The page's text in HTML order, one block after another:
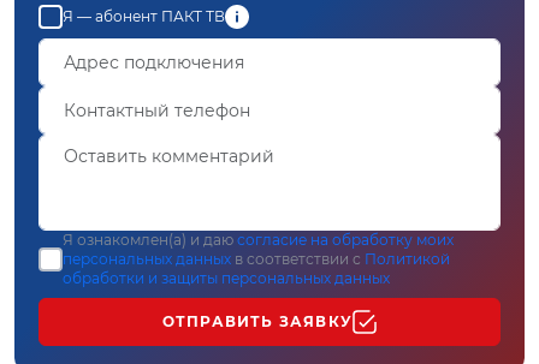
Я — абонент ПАКТ ТВ
Я ознакомлен(а) и даю согласие на обработку моих
персональных данных в соответствии с Политикой
обработки и защиты персональных данных
ОТПРАВИТЬ ЗАЯВКУ